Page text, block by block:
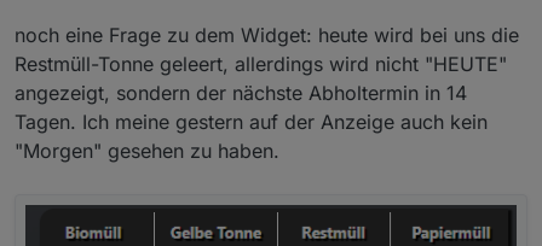
noch eine Frage zu dem Widget: heute wird bei uns die
Restmüll-Tonne geleert, allerdings wird nicht "HEUTE"
angezeigt, sondern der nächste Abholtermin in 14
Tagen. Ich meine gestern auf der Anzeige auch kein
"Morgen" gesehen zu haben.